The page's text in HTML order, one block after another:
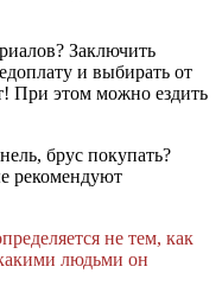
Заключить
и выбирать от
При этом можно ездить
брус покупать?
рекомендуют
не тем, как
людьми он